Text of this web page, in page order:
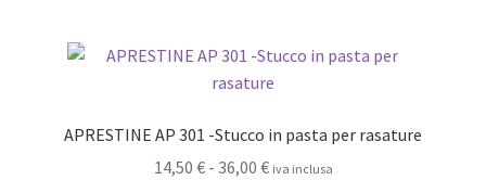
Le
essere
scelte
APRESTINE AP 301 -Stucco in pasta per rasature
14,50 € - 36,00 €Fascia
iva inclusa